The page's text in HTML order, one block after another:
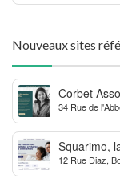
Nouveaux sites
Corbet
d’Entreprise
34 Rue de
Squarimo,
dynamise
12 Rue Diaz,